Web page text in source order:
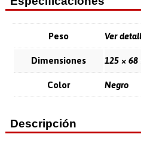
Peso Ver
Dimensiones 125 × 68
Color Negro
Descripción